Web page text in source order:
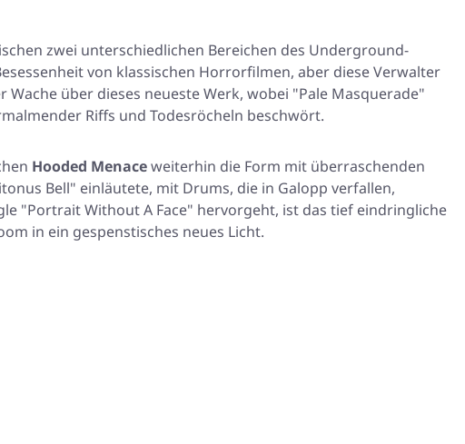
zwei unterschiedlichen Bereichen des Underground-
von klassischen Horrorfilmen, aber diese Verwalter
über dieses neueste Werk, wobei "Pale Masquerade"
Riffs und Todesröcheln beschwört.
Hooded Menaceweiterhin die Form mit überraschenden
Bell" einläutete, mit Drums, die in Galopp verfallen,
"Portrait Without A Face" hervorgeht, ist das tief eindringliche
in ein gespenstisches neues Licht.